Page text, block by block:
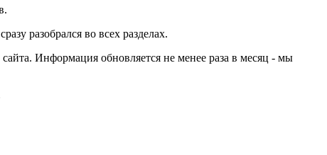
разобрался во всех разделах.
Информация обновляется не менее раза в месяц - мы